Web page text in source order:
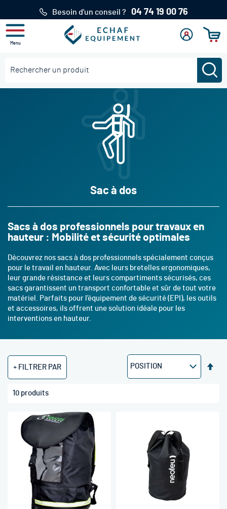
Menu
Besoin d'un conseil ? 04 74 19 00 76
compte
connecter
Sac à dos
Sacs à dos professionnels pour travaux en
hauteur : Mobilité et sécurité optimales
Découvrez nos sacs à dos professionnels spécialement conçus
pour le travail en hauteur. Avec leurs bretelles ergonomiques,
leur grande résistance et leurs compartiments sécurisés, ces
sacs garantissent un transport confortable et sûr de tout votre
matériel. Parfaits pour l’équipement de sécurité (EPI), les outils
et accessoires, ils offrent une solution idéale pour les
interventions en hauteur.
10 produits
FILTRER PAR